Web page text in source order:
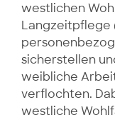
westlichen
Langzeitpflege
sicherstellen
weibliche
verflochten.
westliche